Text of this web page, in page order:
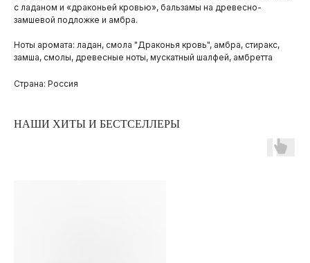
с ладаном и «драконьей кровью», бальзамы на древесно-
замшевой подложке и амбра.
Ноты аромата: ладан, смола "Драконья кровь", амбра, стиракс,
замша, смолы, древесные ноты, мускатный шалфей, амбретта
Страна: Россия
НАШИ ХИТЫ И БЕСТСЕЛЛЕРЫ